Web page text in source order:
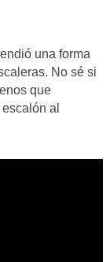
una forma
No sé si
que
al